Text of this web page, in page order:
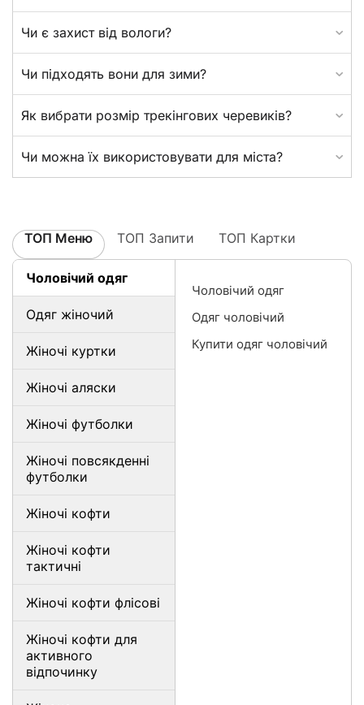
Чи є захист від вологи?
Чи підходять вони для зими?
Як вибрати розмір трекінгових черевиків?
Чи можна їх використовувати для міста?
ТОП Меню ТОП Запити ТОП Картки
Чоловічий одяг
Одяг жіночий
Жіночі куртки
Жіночі аляски
Жіночі футболки
Жіночі повсякденні
футболки
Жіночі кофти
Жіночі кофти
тактичні
Жіночі кофти флісові
Жіночі кофти для
активного
відпочинку
Чоловічий одяг
Одяг чоловічий
Купити одяг чоловічий